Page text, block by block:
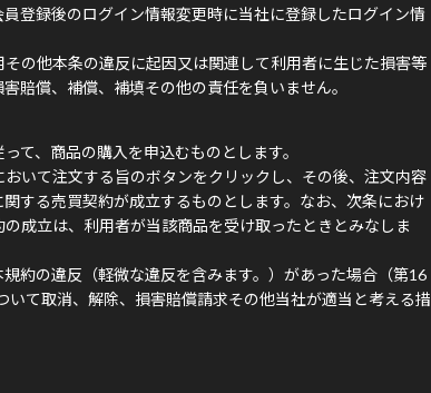
登録後のログイン情報変更時に当社に登録したログイン情
の他本条の違反に起因又は関連して利用者に生じた損害等
賠償、補償、補填その他の責任を負いません。
て、商品の購入を申込むものとします。
いて注文する旨のボタンをクリックし、その後、注文内容
する売買契約が成立するものとします。なお、次条におけ
成立は、利用者が当該商品を受け取ったときとみなしま
約の違反（軽微な違反を含みます。）があった場合（第16
て取消、解除、損害賠償請求その他当社が適当と考える措